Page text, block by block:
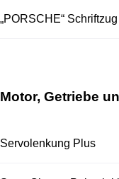
„PORSCHE“
Motor, Getriebe
Servolenkung Plus